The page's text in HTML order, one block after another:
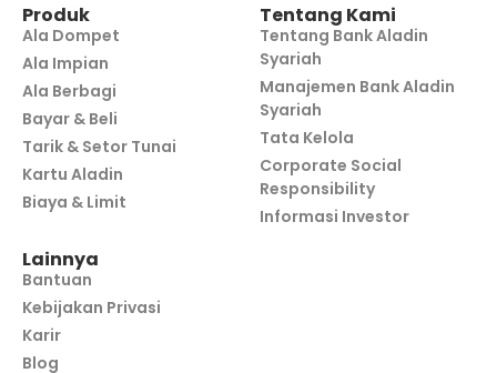
Produk
Ala Dompet
Ala Impian
Ala Berbagi
Bayar & Beli
Tarik & Setor Tunai
Kartu Aladin
Biaya & Limit
Tentang Kami
Tentang Bank Aladin
Syariah
Manajemen Bank Aladin
Syariah
Tata Kelola
Corporate Social
Responsibility
Informasi Investor
Lainnya
Bantuan
Kebijakan Privasi
Karir
Blog